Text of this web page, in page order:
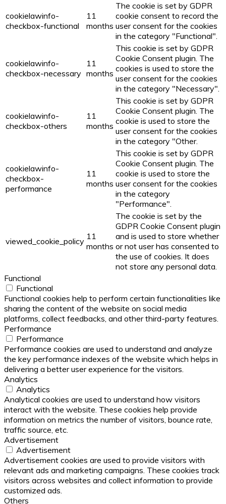
cookielawinfo-
checkbox-functional
11
months
The cookie is set by GDPR
cookie consent to record the
user consent for the cookies
in the category "Functional".
cookielawinfo-
checkbox-necessary
11
months
This cookie is set by GDPR
Cookie Consent plugin. The
cookies is used to store the
user consent for the cookies
in the category "Necessary".
cookielawinfo-
checkbox-others
11
months
This cookie is set by GDPR
Cookie Consent plugin. The
cookie is used to store the
user consent for the cookies
in the category "Other.
cookielawinfo-
checkbox-
performance
11
months
This cookie is set by GDPR
Cookie Consent plugin. The
cookie is used to store the
user consent for the cookies
in the category
"Performance".
viewed_cookie_policy 11
months
The cookie is set by the
GDPR Cookie Consent plugin
and is used to store whether
or not user has consented to
the use of cookies. It does
not store any personal data.
Functional
Functional
Functional cookies help to perform certain functionalities like
sharing the content of the website on social media
platforms, collect feedbacks, and other third-party features.
Performance
Performance
Performance cookies are used to understand and analyze
the key performance indexes of the website which helps in
delivering a better user experience for the visitors.
Analytics
Analytics
Analytical cookies are used to understand how visitors
interact with the website. These cookies help provide
information on metrics the number of visitors, bounce rate,
traffic source, etc.
Advertisement
Advertisement
Advertisement cookies are used to provide visitors with
relevant ads and marketing campaigns. These cookies track
visitors across websites and collect information to provide
customized ads.
Others